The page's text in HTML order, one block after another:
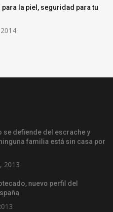
la piel, seguridad para tu
se defiende del escrache y
familia está sin casa por
2013
nuevo perfil del